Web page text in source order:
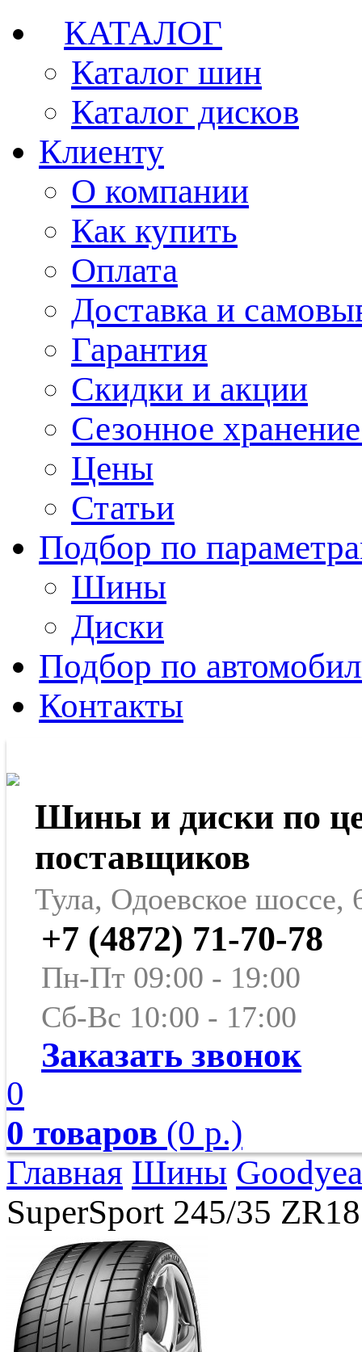
КАТАЛОГ
Каталог шин
Каталог дисков
Клиенту
О компании
Как купить
Оплата
Доставка и
Гарантия
Скидки и акции
Сезонное
Цены
Статьи
Подбор по
Шины
Диски
Подбор по
Контакты
Шины и диски по
поставщиков
Тула, Одоевское шоссе,
+7 (4872) 71-70-78
Пн-Пт 09:00 - 19:00
Сб-Вс 10:00 - 17:00
Заказать звонок
0
0 товаров (0 р.)
Главная Шины
SuperSport 245/35